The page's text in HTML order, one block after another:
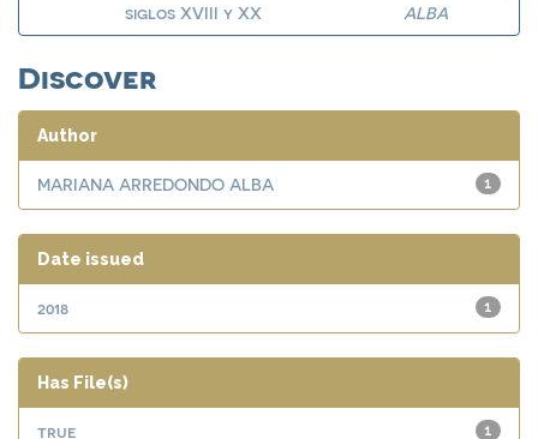
siglos XVIII y XX
ALBA
Discover
Author
1
MARIANA ARREDONDO ALBA
Date issued
1
2018
Has File(s)
1
true